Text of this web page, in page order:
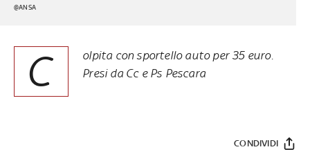
@ANSA
C
olpita con sportello auto per 35 euro.
Presi da Cc e Ps Pescara
CONDIVIDI